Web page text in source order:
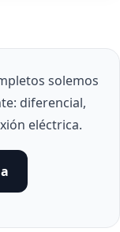
solemos
diferencial,
eléctrica.